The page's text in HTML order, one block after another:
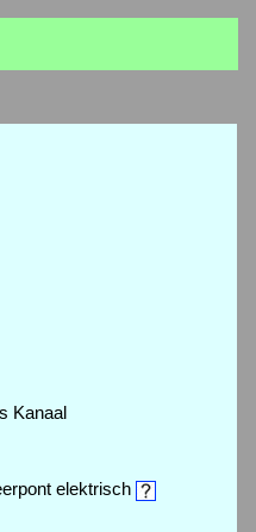
Kanaal
elektrisch